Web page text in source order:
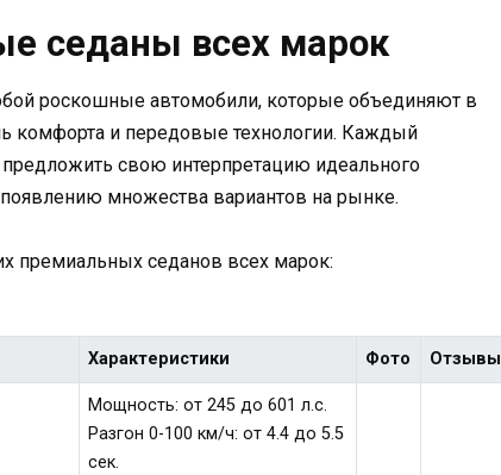
седаны всех марок
роскошные автомобили, которые объединяют в
комфорта и передовые технологии. Каждый
свою интерпретацию идеального
множества вариантов на рынке.
премиальных седанов всех марок:
Характеристики Фото Отзывы
Мощность: от 245 до 601 л.с.
Разгон 0-100 км/ч: от 4.4 до 5.5
сек.